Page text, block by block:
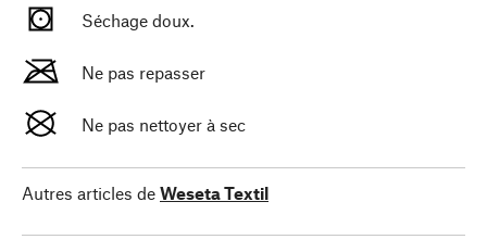
Séchage doux.
Ne pas repasser
Ne pas nettoyer à sec
Autres articles de Weseta Textil